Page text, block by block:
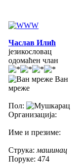
Часлав Илић
језикословац
одомаћен члан
Ван
мреже
Пол:
Организација:
Име и презиме:
Струка: машинац
Поруке: 474